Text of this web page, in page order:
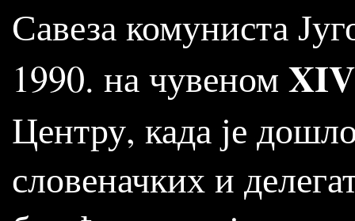
Савеза комуниста
1990. на чувеном
Центру, када је
словеначких и